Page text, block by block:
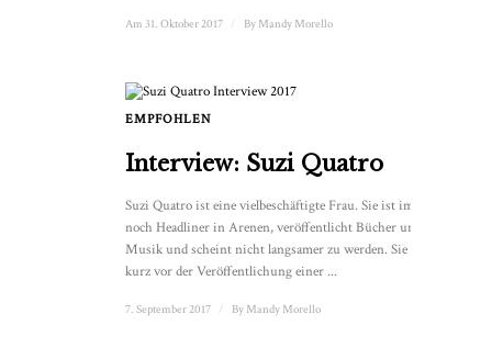
Am 31. Oktober 2017 By Mandy Morello
EMPFOHLEN
Interview: Suzi Quatro
Suzi Quatro ist eine vielbeschäftigte Frau. Sie ist immer
noch Headliner in Arenen, veröffentlicht Bücher und neue
Musik und scheint nicht langsamer zu werden. Sie steht
kurz vor der Veröffentlichung einer ...
7. September 2017 By Mandy Morello